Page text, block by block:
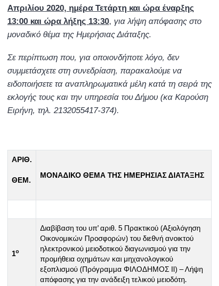
Απριλίου 2020, ημέρα Τετάρτη και ώρα έναρξης
13:00 και ώρα λήξης 13:30, για λήψη απόφασης στο
μοναδικό θέμα της Ημερήσιας Διάταξης.
Σε περίπτωση που, για οποιονδήποτε λόγο, δεν
συμμετάσχετε στη συνεδρίαση, παρακαλούμε να
ειδοποιήσετε τα αναπληρωματικά μέλη κατά τη σειρά της
εκλογής τους και την υπηρεσία του Δήμου (κα Καρούση
Ειρήνη, τηλ. 2132055417-374).
ΑΡΙΘ.
ΘΕΜ.
ΜΟΝΑΔΙΚΟ ΘΕΜΑ ΤΗΣ ΗΜΕΡΗΣΙΑΣ ΔΙΑΤΑΞΗΣ
1ο
Διαβίβαση του υπ’ αριθ. 5 Πρακτικού (Αξιολόγηση
Οικονομικών Προσφορών) του διεθνή ανοικτού
ηλεκτρονικού μειοδοτικού διαγωνισμού για την
προμήθεια οχημάτων και μηχανολογικού
εξοπλισμού (Πρόγραμμα ΦΙΛΟΔΗΜΟΣ ΙΙ) – Λήψη
απόφασης για την ανάδειξη τελικού μειοδότη.